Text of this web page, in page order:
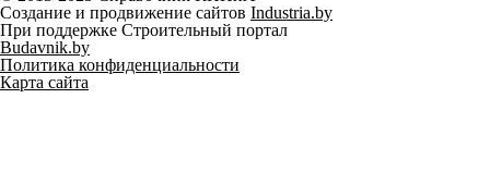
Создание и продвижение сайтов Industria.by
При поддержке Строительный портал
Budavnik.by
Политика конфиденциальности
Карта сайта